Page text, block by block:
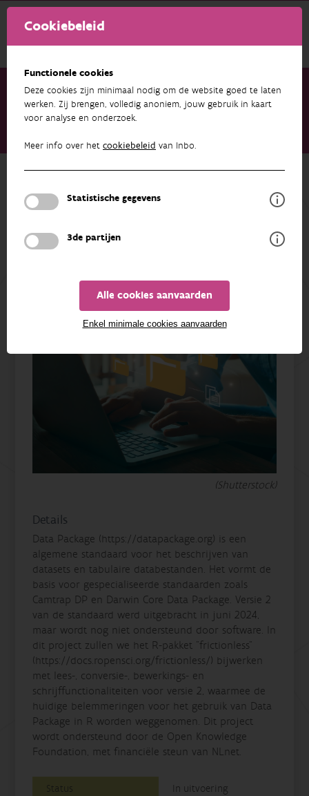
Cookiebeleid
Functionele cookies
Deze cookies zijn minimaal nodig om de website goed te laten
werken. Zij brengen, volledig anoniem, jouw gebruik in kaart
voor analyse en onderzoek.
Meer info over het cookiebeleid van Inbo.
Statistische gegevens
3de partijen
Alle cookies aanvaarden
Enkel minimale cookies aanvaarden
Onderzoek & resultaten
Frictionless libraries (EV INBO)
Terug naar overzicht
Frictionless libraries (EV INBO)
(Shutterstock)
Details
Data Package (https://datapackage.org) is een
algemene standaard voor het beschrijven van
datasets en tabulaire databestanden. Het vormt de
basis voor gespecialiseerde standaarden zoals
Camtrap DP en Darwin Core Data Package. Versie 2
van de standaard werd uitgebracht in juni 2024,
maar wordt nog niet ondersteund door software. In
dit project zullen we het R-pakket "frictionless"
(https://docs.ropensci.org/frictionless/) bijwerken
met lees-, conversie-, bewerkings- en
schrijffunctionaliteiten voor versie 2, waarmee de
huidige belemmeringen voor het gebruik van Data
Package in R worden weggenomen. Dit project
wordt ondersteund door de Open Knowledge
Foundation, met financiële steun van NLnet.
Status
In uitvoering